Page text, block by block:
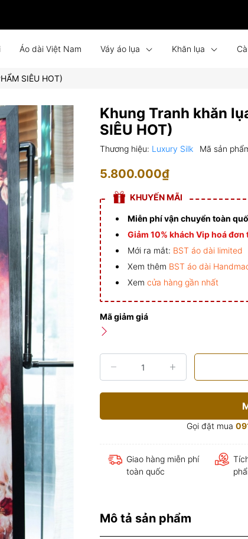
Áo dài Việt Nam Váy áo lụa Khăn lụa
lụa Tin tức
SIÊU HOT)
Khung Tranh khăn
SIÊU HOT)
Thương hiệu: Luxury Silk Mã sản
5.800.000₫
KHUYẾN MÃI
Miễn phí vận chuyển toàn
Giảm 10% khách Vip hoá đơn
Mới ra mắt: BST áo dài limited
Xem thêm BST áo dài
Xem cửa hàng gần nhất
Mã giảm giá
Gọi đặt mua
Giao hàng miễn phí
toàn quốc
Mô tả sản phẩm